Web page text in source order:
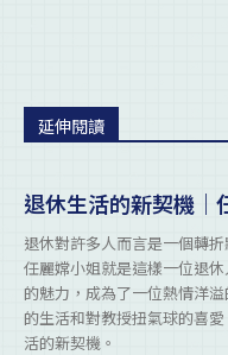
延伸閱讀
退休生活的新契機｜
退休對許多人而言是一個轉
任麗嫦小姐就是這樣一位退
的魅力，成為了一位熱情洋
的生活和對教授扭氣球的喜
活的新契機。